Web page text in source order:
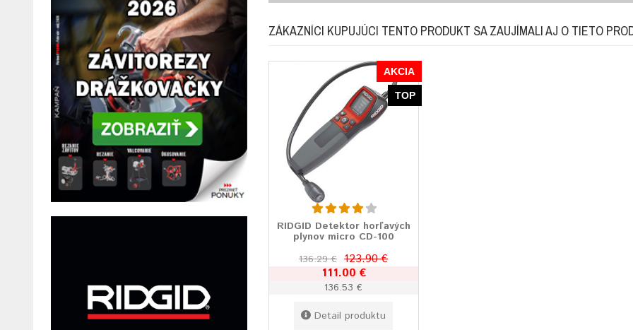
ZÁKAZNÍCI KUPUJÚCI TENTO PRODUKT SA ZAUJÍMALI AJ O TIETO
AKCIA
TOP
RIDGID Detektor horľavých
plynov micro CD-100
136.29 € 123.90 €
111.00 €
136.53 €
Detail produktu